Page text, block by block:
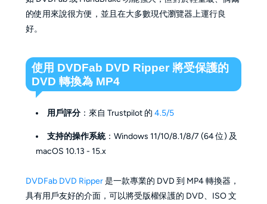
的使用來說很方便，並且在大多數現代瀏覽器上運行良
好。
使用 DVDFab DVD Ripper 將受保護的
DVD 轉換為 MP4
用戶評分 ：來自 Trustpilot 的4.5/5
支持的操作系統：Windows 11/10/8.1/8/7 (64 位) 及
macOS 10.13 - 15.x
DVDFab DVD Ripper是一款專業的 DVD 到 MP4 轉換器，
具有用戶友好的介面，可以將受版權保護的 DVD、ISO 文